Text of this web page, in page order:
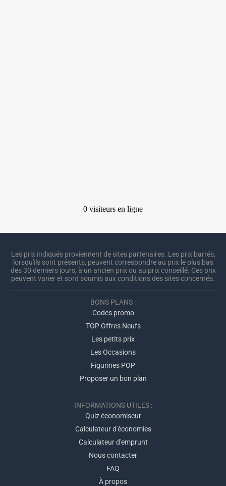
Les prix indiqués proviennent de sites partenaires. Les prix barrés,
lorsqu'ils sont présents, peuvent correspondre au prix le plus bas
des 30 derniers jours, à un ancien prix ou au prix conseillé. Ces prix
peuvent varier et sont soumis aux conditions des sites concernés.
BONS PLANS :
Codes promo
TOP Offres Neufs
Les petits prix
Les Occasions
Figurines POP
Proposer un bon plan
INFORMATIONS UTILES :
Quiz économiseur
Calculateur d'économies
Calculateur d'emprunt
Nous contacter
FAQ
À propos